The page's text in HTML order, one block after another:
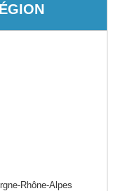
Rhône-Alpes